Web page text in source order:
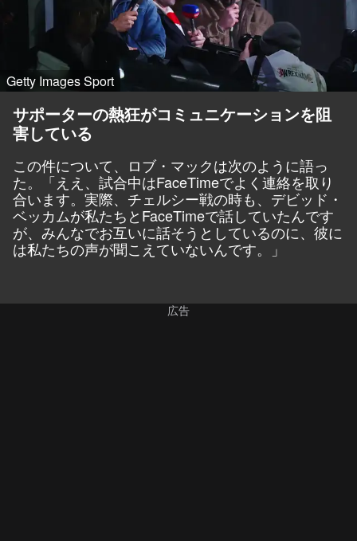
Getty Images Sport
サポーターの熱狂がコミュニケーションを阻
害している
この件について、ロブ・マックは次のように語っ
た。「ええ、試合中はFaceTimeでよく連絡を取り
合います。実際、チェルシー戦の時も、デビッド・
ベッカムが私たちとFaceTimeで話していたんです
が、みんなでお互いに話そうとしているのに、彼に
は私たちの声が聞こえていないんです。」